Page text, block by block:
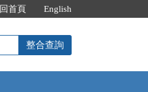
回首頁 English
整合查詢